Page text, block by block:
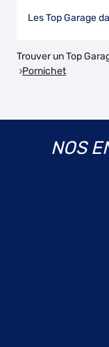
Les Top Garage
Trouver un Top
Pornichet
NOS